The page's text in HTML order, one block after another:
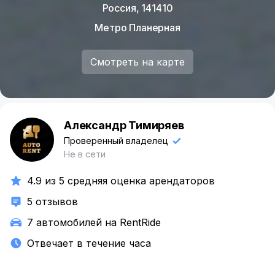
Россия, 141410
Метро Планерная
Смотреть на карте
А Александр Тимиряев
Проверенный владелец
Не в сети
4.9 из 5 средняя оценка арендаторов
5 отзывов
7 автомобилей на RentRide
Отвечает в течение часа